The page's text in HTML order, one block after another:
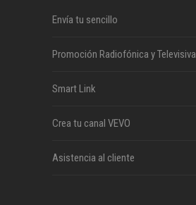
Envía tu sencillo
Promoción Radiofónica y Televisiva
Smart Link
Crea tu canal VEVO
Asistencia al cliente